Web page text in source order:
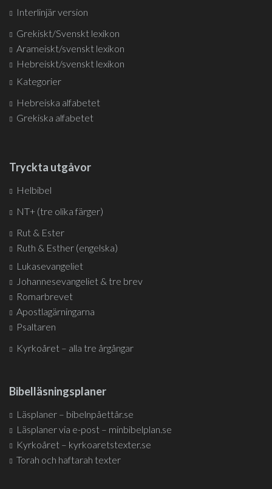
Interlinjär version
Grekiskt/Svenskt lexikon
Arameiskt/svenskt lexikon
Hebreiskt/svenskt lexikon
Kategorier
Hebreiska alfabetet
Grekiska alfabetet
Tryckta utgåvor
Helbibel
NT+ (tre olika färger)
Rut & Ester
Ruth & Esther (engelska)
Lukasevangeliet
Johannesevangeliet & tre brev
Romarbrevet
Apostlagärningarna
Psaltaren
Kyrkoåret – alla tre årgångar
Bibelläsningsplaner
Läsplaner – bibelnpåettår.se
Läsplaner via e-post – minbibelplan.se
Kyrkoåret – kyrkoaretstexter.se
Torah och haftarah texter